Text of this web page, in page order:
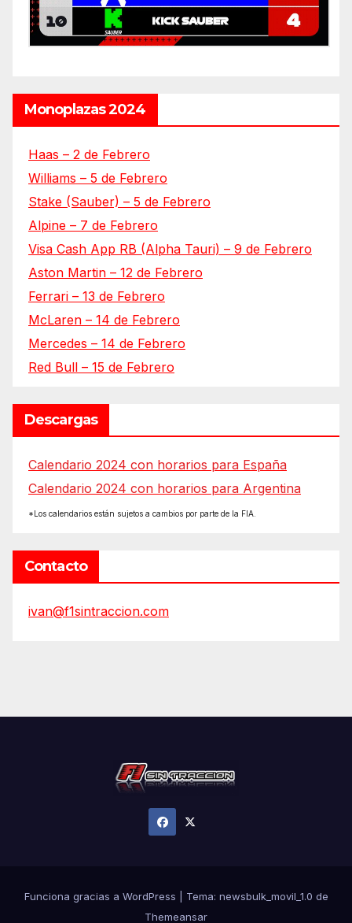
Monoplazas 2024
Haas – 2 de Febrero
Williams – 5 de Febrero
Stake (Sauber) – 5 de Febrero
Alpine – 7 de Febrero
Visa Cash App RB (Alpha Tauri) – 9 de Febrero
Aston Martin – 12 de Febrero
Ferrari – 13 de Febrero
McLaren – 14 de Febrero
Mercedes – 14 de Febrero
Red Bull – 15 de Febrero
Descargas
Calendario 2024 con horarios para España
Calendario 2024 con horarios para Argentina
*Los calendarios están sujetos a cambios por parte de la FIA.
Contacto
ivan@f1sintraccion.com
Funciona gracias a WordPress Tema: newsbulk_movil_1.0 de
Themeansar